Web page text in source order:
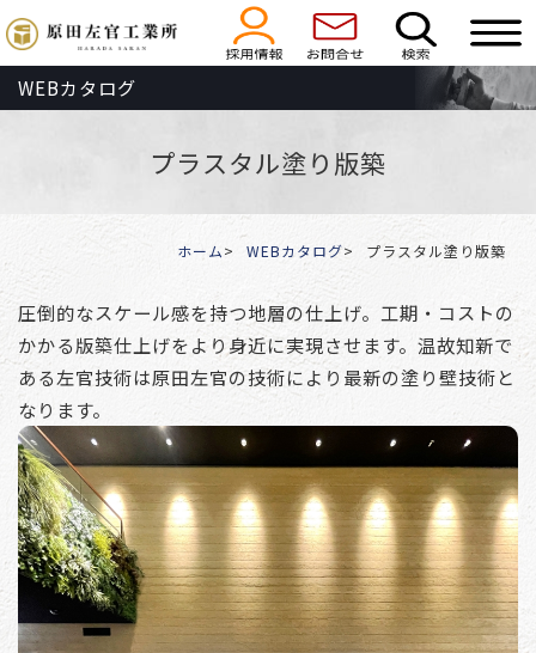
WEBカタログ
プラスタル塗り版築
ホーム WEBカタログ プラスタル塗り版築
圧倒的なスケール感を持つ地層の仕上げ。工期・コストの
かかる版築仕上げをより身近に実現させます。温故知新で
ある左官技術は原田左官の技術により最新の塗り壁技術と
なります。